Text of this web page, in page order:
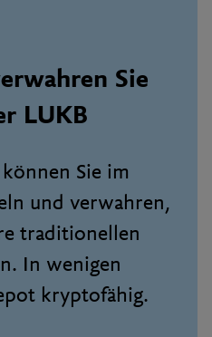
Sie
LUKB
Sie im
und verwahren,
traditionellen
In wenigen
kryptofähig.